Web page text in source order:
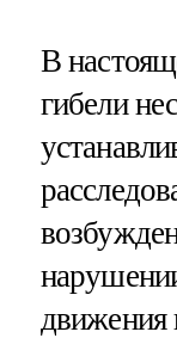
В
гибели
движения